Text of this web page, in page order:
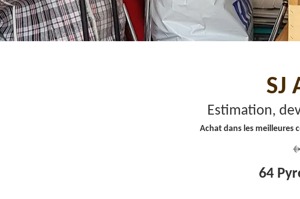
SJ
Estimation,
Achat dans les meilleures
64